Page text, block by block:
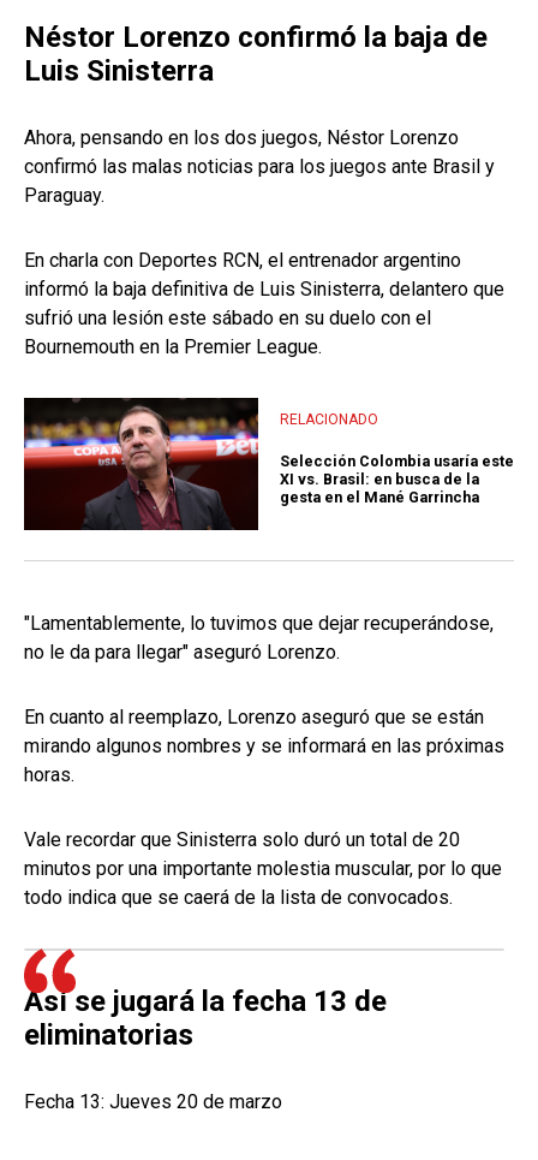
Néstor Lorenzo confirmó la baja de
Luis Sinisterra
Ahora, pensando en los dos juegos, Néstor Lorenzo
confirmó las malas noticias para los juegos ante Brasil y
Paraguay.
En charla con Deportes RCN, el entrenador argentino
informó la baja definitiva de Luis Sinisterra, delantero que
sufrió una lesión este sábado en su duelo con el
Bournemouth en la Premier League.
RELACIONADO
Selección Colombia usaría este
XI vs. Brasil: en busca de la
gesta en el Mané Garrincha
"Lamentablemente, lo tuvimos que dejar recuperándose,
no le da para llegar" aseguró Lorenzo.
En cuanto al reemplazo, Lorenzo aseguró que se están
mirando algunos nombres y se informará en las próximas
horas.
Vale recordar que Sinisterra solo duró un total de 20
minutos por una importante molestia muscular, por lo que
todo indica que se caerá de la lista de convocados.
Así se jugará la fecha 13 de
eliminatorias
Fecha 13: Jueves 20 de marzo